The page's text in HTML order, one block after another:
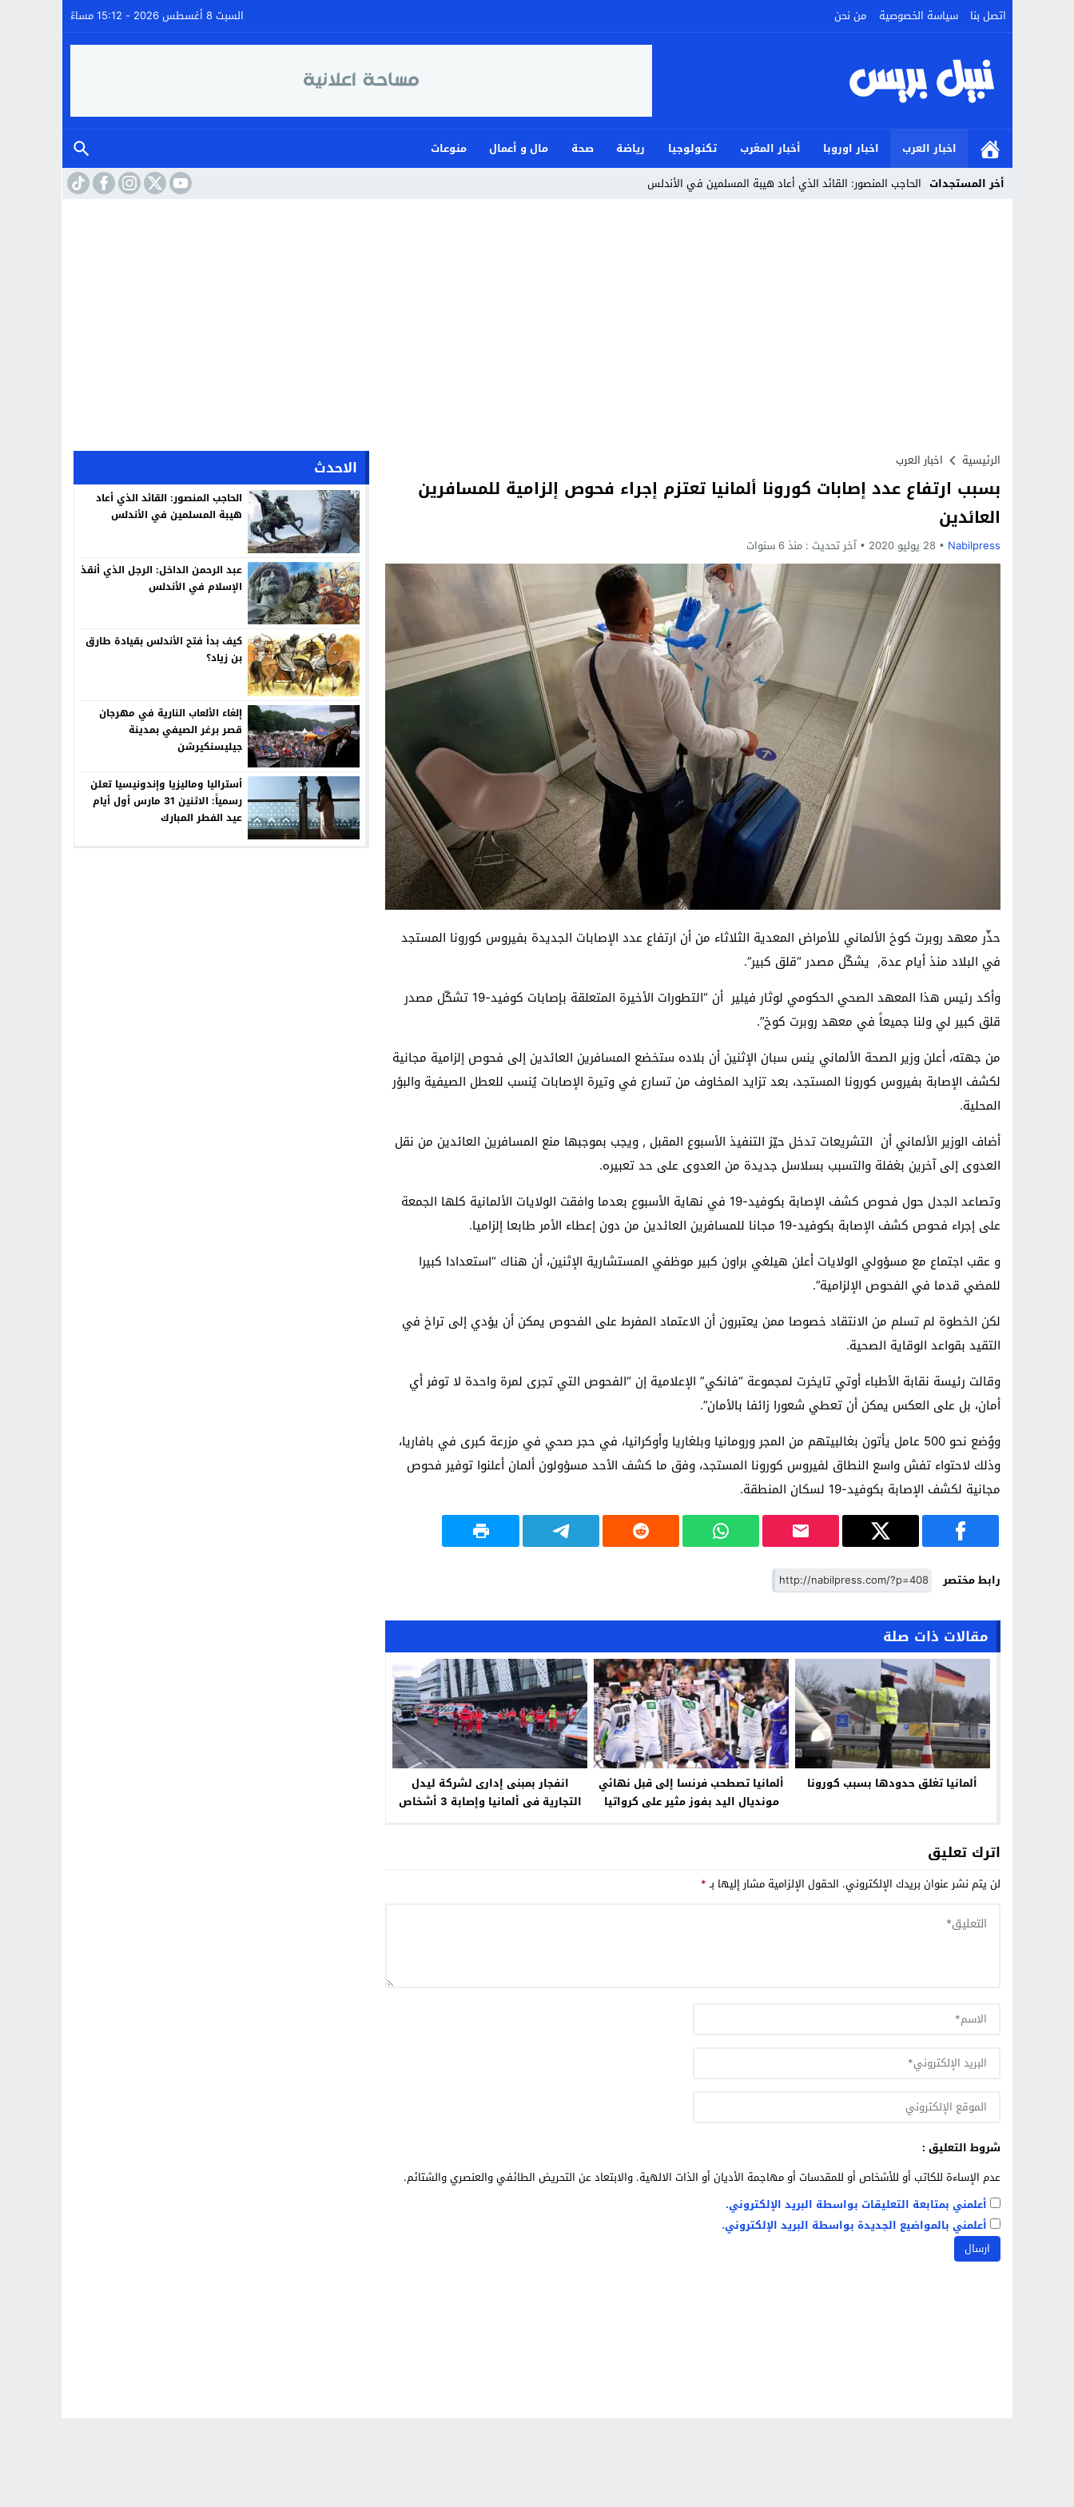
اتصل بنا سياسة الخصوصية من نحن السبت 8 أغسطس 2026 - 15:12 مساءً
اخبار العرب اخبار اوروبا أخبار المغرب تكنولوجيا رياضة صحة مال و أعمال
منوعات
أخر المستجدات الحاجب المنصور: القائد الذي أعاد هيبة المسلمين في الأندلس
الرئيسية اخبار العرب
بسبب ارتفاع عدد إصابات كورونا ألمانيا تعتزم إجراء فحوص إلزامية للمسافرين
العائدين
Nabilpress 28 يوليو 2020 آخر تحديث : منذ 6 سنوات
حذّر معهد روبرت كوخ الألماني للأمراض المعدية الثلاثاء من أن ارتفاع عدد الإصابات الجديدة بفيروس كورونا المستجد
في البلاد منذ أيام عدة, يشكّل مصدر “قلق كبير”.
وأكد رئيس هذا المعهد الصحي الحكومي لوثار فيلير أن “التطورات الأخيرة المتعلقة بإصابات كوفيد-19 تشكّل مصدر
قلق كبير لي ولنا جميعاً في معهد روبرت كوخ”.
من جهته، أعلن وزير الصحة الألماني ينس سبان الإثنين أن بلاده ستخضع المسافرين العائدين إلى فحوص إلزامية مجانية
لكشف الإصابة بفيروس كورونا المستجد، بعد تزايد المخاوف من تسارع في وتيرة الإصابات يُنسب للعطل الصيفية والبؤر
المحلية.
أضاف الوزير الألماني أن التشريعات تدخل حيّز التنفيذ الأسبوع المقبل , ويجب بموجبها منع المسافرين العائدين من نقل
العدوى إلى آخرين بغفلة والتسبب بسلاسل جديدة من العدوى على حد تعبيره.
وتصاعد الجدل حول فحوص كشف الإصابة بكوفيد-19 في نهاية الأسبوع بعدما وافقت الولايات الألمانية كلها الجمعة
على إجراء فحوص كشف الإصابة بكوفيد-19 مجانا للمسافرين العائدين من دون إعطاء الأمر طابعا إلزاميا.
و عقب اجتماع مع مسؤولي الولايات أعلن هيلغي براون كبير موظفي المستشارية الإثنين، أن هناك “استعدادا كبيرا
للمضي قدما في الفحوص الإلزامية”.
لكن الخطوة لم تسلم من الانتقاد خصوصا ممن يعتبرون أن الاعتماد المفرط على الفحوص يمكن أن يؤدي إلى تراخ في
التقيد بقواعد الوقاية الصحية.
وقالت رئيسة نقابة الأطباء أوتي تايخرت لمجموعة “فانكي” الإعلامية إن “الفحوص التي تجرى لمرة واحدة لا توفر أي
أمان، بل على العكس يمكن أن تعطي شعورا زائفا بالأمان”.
ووُضع نحو 500 عامل يأتون بغالبيتهم من المجر ورومانيا وبلغاريا وأوكرانيا، في حجر صحي في مزرعة كبرى في بافاريا،
وذلك لاحتواء تفش واسع النطاق لفيروس كورونا المستجد، وفق ما كشف الأحد مسؤولون ألمان أعلنوا توفير فحوص
مجانية لكشف الإصابة بكوفيد-19 لسكان المنطقة.
رابط مختصر
مقالات ذات صلة
ألمانيا تغلق حدودها بسبب كورونا
ألمانيا تصطحب فرنسا إلى قبل نهائي
مونديال اليد بفوز مثير على كرواتيا
انفجار بمبنى إدارى لشركة ليدل
التجارية فى ألمانيا وإصابة 3 أشخاص
اترك تعليق
لن يتم نشر عنوان بريدك الإلكتروني. الحقول الإلزامية مشار إليها بـ*
شروط التعليق :
عدم الإساءة للكاتب أو للأشخاص أو للمقدسات أو مهاجمة الأديان أو الذات الالهية. والابتعاد عن التحريض الطائفي والعنصري والشتائم.
أعلمني بمتابعة التعليقات بواسطة البريد الإلكتروني.
أعلمني بالمواضيع الجديدة بواسطة البريد الإلكتروني.
الاحدث
الحاجب المنصور: القائد الذي أعاد
هيبة المسلمين في الأندلس
عبد الرحمن الداخل: الرجل الذي أنقذ
الإسلام في الأندلس
كيف بدأ فتح الأندلس بقيادة طارق
بن زياد؟
إلغاء الألعاب النارية في مهرجان
قصر برغر الصيفي بمدينة
جيليسنكيرشن
أستراليا وماليزيا وإندونيسيا تعلن
رسمياً: الاثنين 31 مارس أول أيام
عيد الفطر المبارك